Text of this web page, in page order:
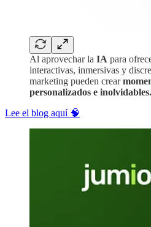
Al aprovechar la IA para
interactivas, inmersivas y
marketing pueden crear
personalizados e inolvidables.
Lee el blog aquí 🧠